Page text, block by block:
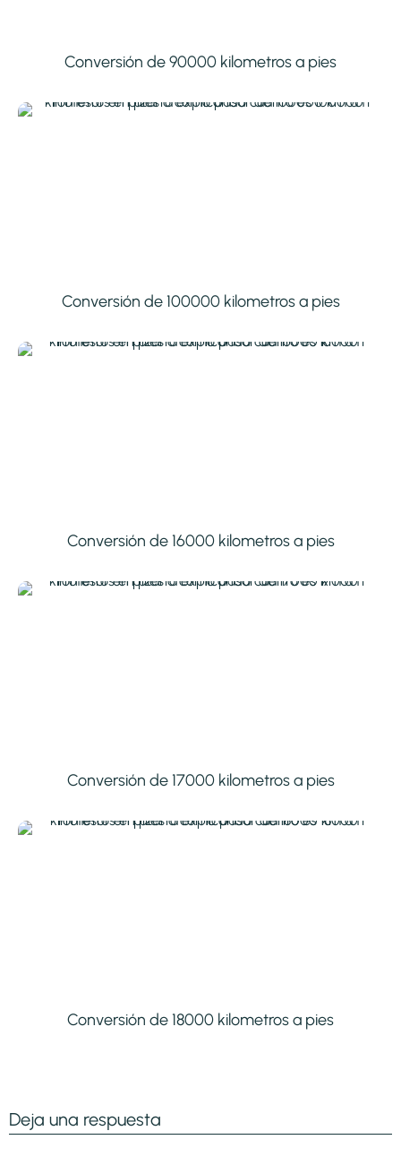
Conversión de 90000 kilometros a pies
Conversión de 100000 kilometros a pies
Conversión de 16000 kilometros a pies
Conversión de 17000 kilometros a pies
Conversión de 18000 kilometros a pies
Deja una respuesta